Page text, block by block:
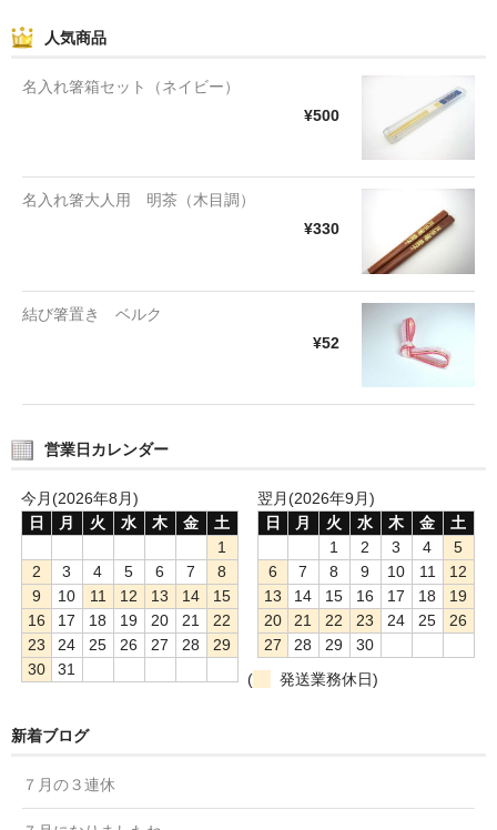
人気商品
名入れ箸箱セット（ネイビー）
¥500
名入れ箸大人用 明茶（木目調）
¥330
結び箸置き ベルク
¥52
営業日カレンダー
今月(2026年8月)
日
月 火 水 木 金
土
1
2
3 4 5 6 7
8
9
10 11 12 13 14
15
16
17 18 19 20 21
22
23
24 25 26 27 28
29
30
31
翌月(2026年9月)
日
月 火 水 木 金
土
1
2 3 4
5
6
7 8 9 10 11
12
13
14 15 16 17 18
19
20
21 22 23 24 25
26
27
28 29
30
(
発送業務休日)
新着ブログ
７月の３連休